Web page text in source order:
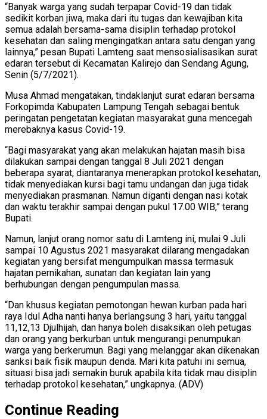
“Banyak warga yang sudah terpapar Covid-19 dan tidak
sedikit korban jiwa, maka dari itu tugas dan kewajiban kita
semua adalah bersama-sama disiplin terhadap protokol
kesehatan dan saling mengingatkan antara satu dengan yang
lainnya,” pesan Bupati Lamteng saat mensosialisasikan surat
edaran tersebut di Kecamatan Kalirejo dan Sendang Agung,
Senin (5/7/2021).
Musa Ahmad mengatakan, tindaklanjut surat edaran bersama
Forkopimda Kabupaten Lampung Tengah sebagai bentuk
peringatan pengetatan kegiatan masyarakat guna mencegah
merebaknya kasus Covid-19.
“Bagi masyarakat yang akan melakukan hajatan masih bisa
dilakukan sampai dengan tanggal 8 Juli 2021 dengan
beberapa syarat, diantaranya menerapkan protokol kesehatan,
tidak menyediakan kursi bagi tamu undangan dan juga tidak
menyediakan prasmanan. Namun diganti dengan nasi kotak
dan waktu terakhir sampai dengan pukul 17.00 WIB,” terang
Bupati.
Namun, lanjut orang nomor satu di Lamteng ini, mulai 9 Juli
sampai 10 Agustus 2021 masyarakat dilarang mengadakan
kegiatan yang bersifat mengumpulkan massa termasuk
hajatan pernikahan, sunatan dan kegiatan lain yang
berhubungan dengan pengumpulan massa.
“Dan khusus kegiatan pemotongan hewan kurban pada hari
raya Idul Adha nanti hanya berlangsung 3 hari, yaitu tanggal
11,12,13 Djulhijah, dan hanya boleh disaksikan oleh petugas
dan orang yang berkurban untuk mengurangi penumpukan
warga yang berkerumun. Bagi yang melanggar akan dikenakan
sanksi baik fisik maupun denda. Mari kita patuhi ini semua,
situasi bisa jadi semakin buruk apabila kita tidak mau disiplin
terhadap protokol kesehatan,” ungkapnya. (ADV)
Continue Reading